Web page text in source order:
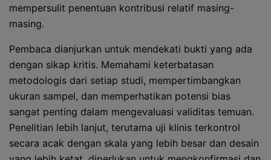
mempersulit penentuan kontribusi relatif masing-
masing.
Pembaca dianjurkan untuk mendekati bukti yang ada
dengan sikap kritis. Memahami keterbatasan
metodologis dari setiap studi, mempertimbangkan
ukuran sampel, dan memperhatikan potensi bias
sangat penting dalam mengevaluasi validitas temuan.
Penelitian lebih lanjut, terutama uji klinis terkontrol
secara acak dengan skala yang lebih besar dan desain